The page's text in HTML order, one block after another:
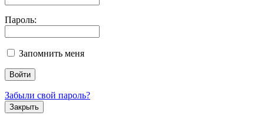
Пароль:
Запомнить меня
Забыли свой пароль?
Закрыть